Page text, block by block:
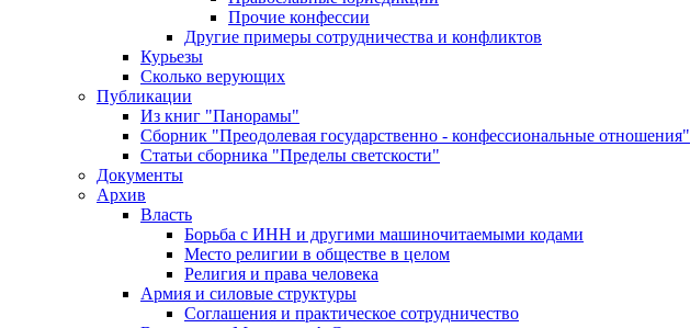
Прочие конфессии
Другие примеры сотрудничества и конфликтов
Курьезы
Сколько верующих
Публикации
Из книг "Панорамы"
Сборник "Преодолевая государственно - конфессиональные отношения"
Статьи сборника "Пределы светскости"
Документы
Архив
Власть
Борьба с ИНН и другими машиночитаемыми кодами
Место религии в обществе в целом
Религия и права человека
Армия и силовые структуры
Соглашения и практическое сотрудничество